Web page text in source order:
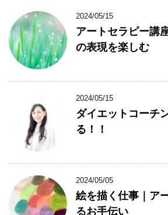
2024/05/15
アートセラピー講
の表現を楽しむ
2024/05/15
ダイエットコーチ
る！！
2024/05/05
絵を描く仕事｜ア
るお手伝い